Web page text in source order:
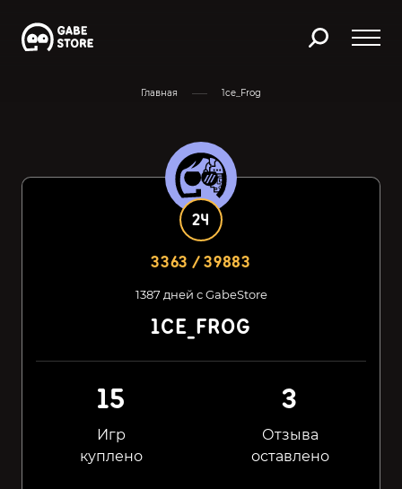
Главная 1ce_Frog
3363 / 39883
24
1387 дней с GabeStore
1CE_FROG
15
Игр
куплено
3
Отзыва
оставлено